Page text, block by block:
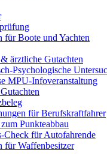
für Boote und Yachten
ärztliche Gutachten
Psychologische
MPU-Infoveranstaltung
für Berufskraftfahrer
Punkteabbau
Check für Autofahrende
für Waffenbesitzer